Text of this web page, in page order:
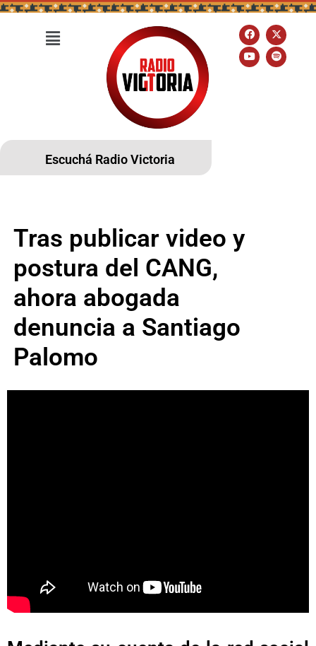
Escuchá Radio Victoria
Tras publicar video y
postura del CANG,
ahora abogada
denuncia a Santiago
Palomo